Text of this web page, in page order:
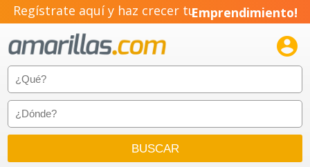
Regístrate aquí y haz crecer tuEmprendimiento!
